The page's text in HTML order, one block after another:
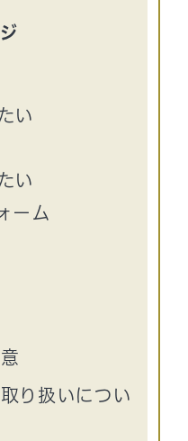
い
い
ーム
り扱いについ